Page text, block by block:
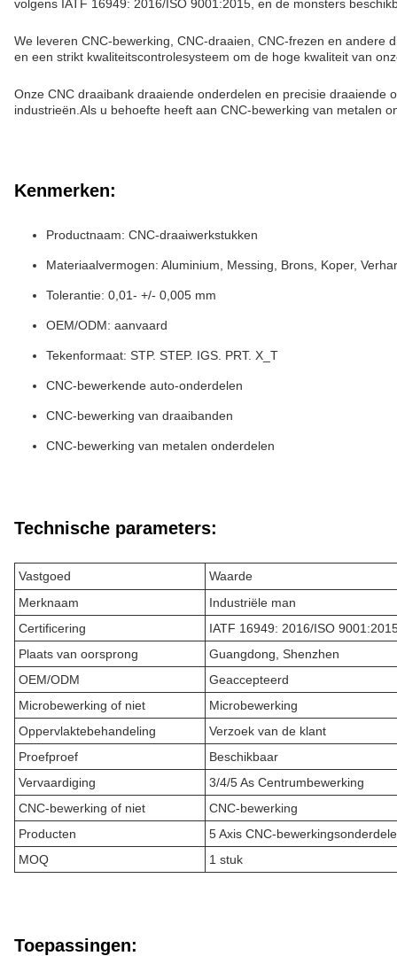
volgens IATF 16949: 2016/ISO 9001:2015, en de monsters
We leveren CNC-bewerking, CNC-draaien, CNC-frezen en
en een strikt kwaliteitscontrolesysteem om de hoge kwaliteit van
Onze CNC draaibank draaiende onderdelen en precisie
industrieën.Als u behoefte heeft aan CNC-bewerking van metalen
Kenmerken:
Productnaam: CNC-draaiwerkstukken
Materiaalvermogen: Aluminium, Messing, Brons, Koper,
Tolerantie: 0,01- +/- 0,005 mm
OEM/ODM: aanvaard
Tekenformaat: STP. STEP. IGS. PRT. X_T
CNC-bewerkende auto-onderdelen
CNC-bewerking van draaibanden
CNC-bewerking van metalen onderdelen
Technische parameters:
Vastgoed
Waarde
Merknaam
Industriële man
Certificering
IATF 16949: 2016/ISO
Plaats van oorsprong
Guangdong, Shenzhen
OEM/ODM
Geaccepteerd
Microbewerking of niet
Microbewerking
Oppervlaktebehandeling
Verzoek van de klant
Proefproef
Beschikbaar
Vervaardiging
3/4/5 As Centrumbewerking
CNC-bewerking of niet
CNC-bewerking
Producten
5 Axis CNC-
MOQ
1 stuk
Toepassingen: